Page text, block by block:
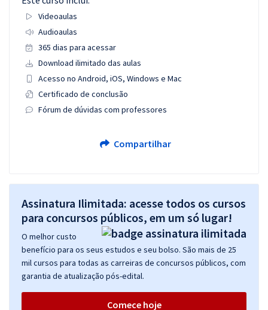
Videoaulas
Audioaulas
365 dias para acessar
Download ilimitado das aulas
Acesso no Android, iOS, Windows e Mac
Certificado de conclusão
Fórum de dúvidas com professores
Compartilhar
Assinatura Ilimitada: acesse todos os cursos
para concursos públicos, em um só lugar!
O melhor custo
benefício para os seus estudos e seu bolso. São mais de 25
mil cursos para todas as carreiras de concursos públicos, com
garantia de atualização pós-edital.
Comece hoje